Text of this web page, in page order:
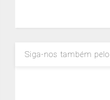
Siga-nos também